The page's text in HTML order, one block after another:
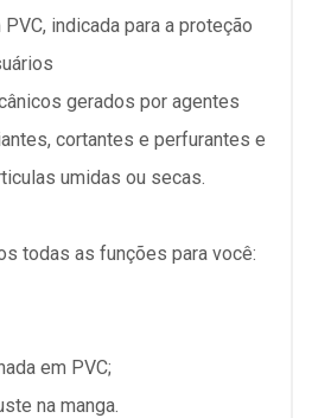
indicada para a proteção
gerados por agentes
cortantes e perfurantes e
umidas ou secas.
todas as funções para você:
em PVC;
na manga.